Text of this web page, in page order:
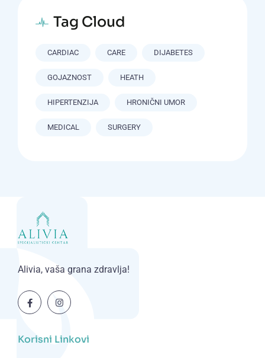
Tag Cloud
CARDIAC CARE DIJABETES
GOJAZNOST HEATH
HIPERTENZIJA HRONIČNI UMOR
MEDICAL SURGERY
Alivia, vaša grana zdravlja!
Korisni Linkovi